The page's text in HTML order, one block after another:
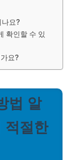
요?
확인할 수 있
요?
법 알
적절한